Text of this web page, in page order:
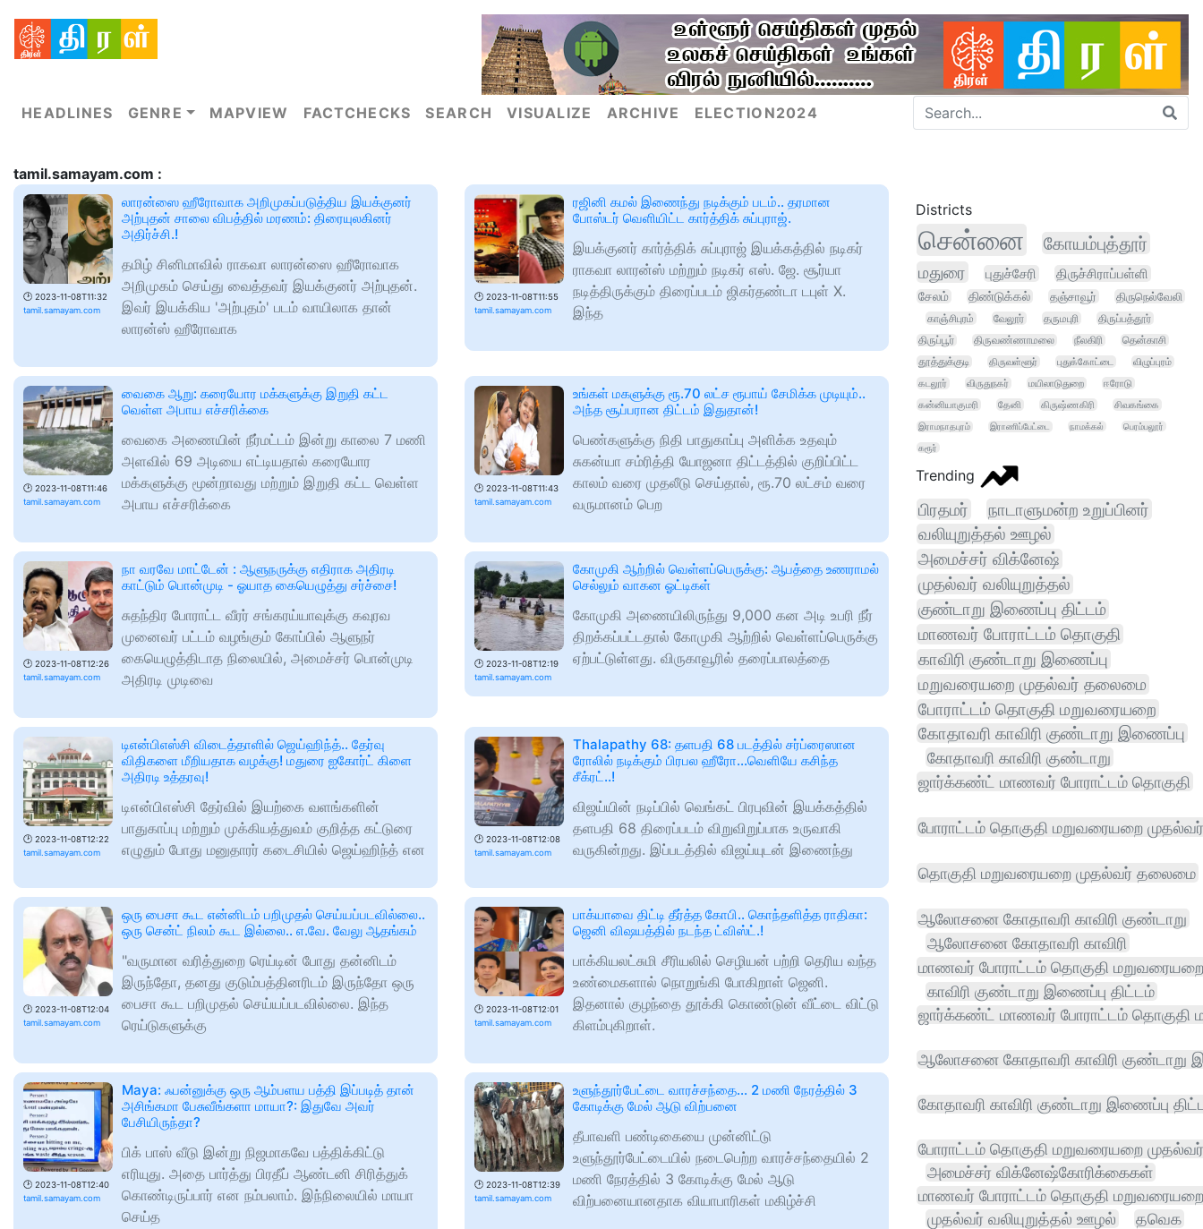
HEADLINES GENRE MAPVIEW FACTCHECKS SEARCH VISUALIZE ARCHIVE ELECTION2024
tamil.samayam.com :
🕑 2023-11-08T11:32
tamil.samayam.com
லாரன்ஸை ஹீரோவாக அறிமுகப்படுத்திய இயக்குனர்
அற்புதன் சாலை விபத்தில் மரணம்: திரையுலகினர்
அதிர்ச்சி.!
தமிழ் சினிமாவில் ராகவா லாரன்ஸை ஹீரோவாக
அறிமுகம் செய்து வைத்தவர் இயக்குனர் அற்புதன்.
இவர் இயக்கிய 'அற்புதம்' படம் வாயிலாக தான்
லாரன்ஸ் ஹீரோவாக
🕑 2023-11-08T11:55
tamil.samayam.com
ரஜினி கமல் இணைந்து நடிக்கும் படம்.. தரமான
போஸ்டர் வெளியிட்ட கார்த்திக் சுப்புராஜ்.
இயக்குனர் கார்த்திக் சுப்புராஜ் இயக்கத்தில் நடிகர்
ராகவா லாரன்ஸ் மற்றும் நடிகர் எஸ். ஜே. சூர்யா
நடித்திருக்கும் திரைப்படம் ஜிகர்தண்டா டபுள் X.
இந்த
🕑 2023-11-08T11:46
tamil.samayam.com
வைகை ஆறு: கரையோர மக்களுக்கு இறுதி கட்ட
வெள்ள அபாய எச்சரிக்கை
வைகை அணையின் நீர்மட்டம் இன்று காலை 7 மணி
அளவில் 69 அடியை எட்டியதால் கரையோர
மக்களுக்கு மூன்றாவது மற்றும் இறுதி கட்ட வெள்ள
அபாய எச்சரிக்கை
🕑 2023-11-08T11:43
tamil.samayam.com
உங்கள் மகளுக்கு ரூ.70 லட்ச ரூபாய் சேமிக்க முடியும்..
அந்த சூப்பரான திட்டம் இதுதான்!
பெண்களுக்கு நிதி பாதுகாப்பு அளிக்க உதவும்
சுகன்யா சம்ரித்தி யோஜனா திட்டத்தில் குறிப்பிட்ட
காலம் வரை முதலீடு செய்தால், ரூ.70 லட்சம் வரை
வருமானம் பெற
🕑 2023-11-08T12:26
tamil.samayam.com
நா வரவே மாட்டேன் : ஆளுநருக்கு எதிராக அதிரடி
காட்டும் பொன்முடி - ஓயாத கையெழுத்து சர்ச்சை!
சுதந்திர போராட்ட வீரர் சங்கரய்யாவுக்கு கவுரவ
முனைவர் பட்டம் வழங்கும் கோப்பில் ஆளுநர்
கையெழுத்திடாத நிலையில், அமைச்சர் பொன்முடி
அதிரடி முடிவை
🕑 2023-11-08T12:19
tamil.samayam.com
கோமுகி ஆற்றில் வெள்ளப்பெருக்கு: ஆபத்தை உணராமல்
செல்லும் வாகன ஓட்டிகள்
கோமுகி அணையிலிருந்து 9,000 கன அடி உபரி நீர்
திறக்கப்பட்டதால் கோமுகி ஆற்றில் வெள்ளப்பெருக்கு
ஏற்பட்டுள்ளது. விருகாவூரில் தரைப்பாலத்தை
🕑 2023-11-08T12:22
tamil.samayam.com
டிஎன்பிஎஸ்சி விடைத்தாளில் ஜெய்ஹிந்த்.. தேர்வு
விதிகளை மீறியதாக வழக்கு! மதுரை ஐகோர்ட் கிளை
அதிரடி உத்தரவு!
டிஎன்பிஎஸ்சி தேர்வில் இயற்கை வளங்களின்
பாதுகாப்பு மற்றும் முக்கியத்துவம் குறித்த கட்டுரை
எழுதும் போது மனுதாரர் கடைசியில் ஜெய்ஹிந்த் என
🕑 2023-11-08T12:08
tamil.samayam.com
Thalapathy 68: தளபதி 68 படத்தில் சர்ப்ரைஸான
ரோலில் நடிக்கும் பிரபல ஹீரோ...வெளியே கசிந்த
சீக்ரட்..!
விஜய்யின் நடிப்பில் வெங்கட் பிரபுவின் இயக்கத்தில்
தளபதி 68 திரைப்படம் விறுவிறுப்பாக உருவாகி
வருகின்றது. இப்படத்தில் விஜய்யுடன் இணைந்து
🕑 2023-11-08T12:04
tamil.samayam.com
ஒரு பைசா கூட என்னிடம் பறிமுதல் செய்யப்படவில்லை..
ஒரு சென்ட் நிலம் கூட இல்லை.. எ.வே. வேலு ஆதங்கம்
"வருமான வரித்துறை ரெய்டின் போது தன்னிடம்
இருந்தோ, தனது குடும்பத்தினரிடம் இருந்தோ ஒரு
பைசா கூட பறிமுதல் செய்யப்படவில்லை. இந்த
ரெய்டுகளுக்கு
🕑 2023-11-08T12:01
tamil.samayam.com
பாக்யாவை திட்டி தீர்த்த கோபி.. கொந்தளித்த ராதிகா:
ஜெனி விஷயத்தில் நடந்த ட்விஸ்ட்.!
பாக்கியலட்சுமி சீரியலில் செழியன் பற்றி தெரிய வந்த
உண்மைகளால் நொறுங்கி போகிறாள் ஜெனி.
இதனால் குழந்தை தூக்கி கொண்டுன் வீட்டை விட்டு
கிளம்புகிறாள்.
🕑 2023-11-08T12:40
tamil.samayam.com
Maya: ஃபன்னுக்கு ஒரு ஆம்பளய பத்தி இப்படித் தான்
அசிங்கமா பேசுவீங்களா மாயா?: இதுவே அவர்
பேசியிருந்தா?
பிக் பாஸ் வீடு இன்று நிஜமாகவே பத்திக்கிட்டு
எரியுது. அதை பார்த்து பிரதீப் ஆண்டனி சிரித்துக்
கொண்டிருப்பார் என நம்பலாம். இந்நிலையில் மாயா
செய்த
🕑 2023-11-08T12:39
tamil.samayam.com
உளுந்தூர்பேட்டை வாரச்சந்தை... 2 மணி நேரத்தில் 3
கோடிக்கு மேல் ஆடு விற்பனை
தீபாவளி பண்டிகையை முன்னிட்டு
உளுந்தூர்பேட்டையில் நடைபெற்ற வாரச்சந்தையில் 2
மணி நேரத்தில் 3 கோடிக்கு மேல் ஆடு
விற்பனையானதாக வியாபாரிகள் மகிழ்ச்சி
Districts
சென்னை கோயம்புத்தூர்
மதுரை புதுச்சேரி திருச்சிராப்பள்ளி
சேலம் திண்டுக்கல் தஞ்சாவூர் திருநெல்வேலி
காஞ்சிபுரம் வேலூர் தருமபுரி திருப்பத்தூர்
திருப்பூர் திருவண்ணாமலை நீலகிரி
தென்காசி
தூத்துக்குடி
திருவள்ளூர் புதுக்கோட்டை
விழுப்புரம்
கடலூர்
விருதுநகர் மயிலாடுதுறை
ஈரோடு
கன்னியாகுமரி
தேனி கிருஷ்ணகிரி சிவகங்கை
இராமநாதபுரம் இராணிப்பேட்டை நாமக்கல்
பெரம்பலூர்
கரூர்
Trending
பிரதமர் நாடாளுமன்ற உறுப்பினர்
வலியுறுத்தல் ஊழல்
அமைச்சர் விக்னேஷ்
முதல்வர் வலியுறுத்தல்
குண்டாறு இணைப்பு திட்டம்
மாணவர் போராட்டம் தொகுதி
காவிரி குண்டாறு இணைப்பு
மறுவரையறை முதல்வர் தலைமை
போராட்டம் தொகுதி மறுவரையறை
கோதாவரி காவிரி குண்டாறு இணைப்பு
கோதாவரி காவிரி குண்டாறு
ஜார்க்கண்ட் மாணவர் போராட்டம் தொகுதி
போராட்டம் தொகுதி மறுவரையறை முதல்வர்
தொகுதி மறுவரையறை முதல்வர் தலைமை
ஆலோசனை கோதாவரி காவிரி குண்டாறு
ஆலோசனை கோதாவரி காவிரி
மாணவர் போராட்டம் தொகுதி மறுவரையறை
காவிரி குண்டாறு இணைப்பு திட்டம்
ஜார்க்கண்ட் மாணவர் போராட்டம் தொகுதி
ஆலோசனை கோதாவரி காவிரி குண்டாறு
கோதாவரி காவிரி குண்டாறு இணைப்பு
போராட்டம் தொகுதி மறுவரையறை
அமைச்சர் விக்னேஷ்கோரிக்கைகள்
மாணவர் போராட்டம் தொகுதி
முதல்வர் வலியுறுத்தல் ஊழல்
தவெக